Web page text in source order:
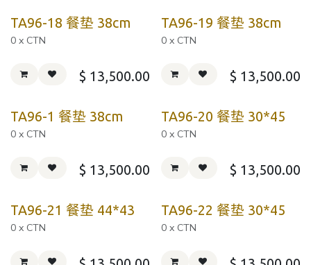
TA96-18 餐垫 38cm
0 x CTN
$ 13,500.00
TA96-19 餐垫 38cm
0 x CTN
$ 13,500.00
TA96-1 餐垫 38cm
0 x CTN
$ 13,500.00
TA96-20 餐垫 30*45
0 x CTN
$ 13,500.00
TA96-21 餐垫 44*43
0 x CTN
TA96-22 餐垫 30*45
0 x CTN